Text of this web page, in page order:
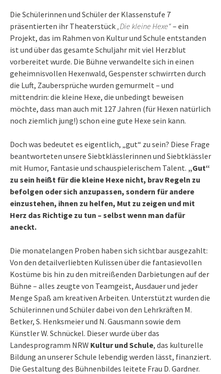
Die Schülerinnen und Schüler der Klassenstufe 7
präsentierten ihr Theaterstück„Die kleine Hexe“– ein
Projekt, das im Rahmen von Kultur und Schule entstanden
ist und über das gesamte Schuljahr mit viel Herzblut
vorbereitet wurde. Die Bühne verwandelte sich in einen
geheimnisvollen Hexenwald, Gespenster schwirrten durch
die Luft, Zaubersprüche wurden gemurmelt – und
mittendrin: die kleine Hexe, die unbedingt beweisen
möchte, dass man auch mit 127 Jahren (für Hexen natürlich
noch ziemlich jung!) schon eine gute Hexe sein kann.
Doch was bedeutet es eigentlich, „gut“ zu sein? Diese Frage
beantworteten unsere Siebtklässlerinnen und Siebtklässler
mit Humor, Fantasie und schauspielerischem Talent. „Gut“
zu sein heißt für die kleine Hexe nicht, brav Regeln zu
befolgen oder sich anzupassen, sondern für andere
einzustehen, ihnen zu helfen, Mut zu zeigen und mit
Herz das Richtige zu tun – selbst wenn man dafür
aneckt.
Die monatelangen Proben haben sich sichtbar ausgezahlt:
Von den detailverliebten Kulissen über die fantasievollen
Kostüme bis hin zu den mitreißenden Darbietungen auf der
Bühne – alles zeugte von Teamgeist, Ausdauer und jeder
Menge Spaß am kreativen Arbeiten. Unterstützt wurden die
Schülerinnen und Schüler dabei von den Lehrkräften M.
Betker, S. Henksmeier und N. Gausmann sowie dem
Künstler W. Schnückel. Dieser wurde über das
Landesprogramm NRW Kultur und Schule, das kulturelle
Bildung an unserer Schule lebendig werden lässt, finanziert.
Die Gestaltung des Bühnenbildes leitete Frau D. Gardner.